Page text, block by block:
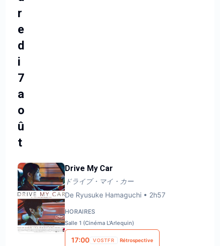
r
e
d
i
7
a
o
û
t
Drive My Car
ドライブ・マイ・カー
De Ryusuke Hamaguchi • 2h57
HORAIRES
Salle 1 (Cinéma L'Arlequin)
17:00 VOSTFR Rétrospective